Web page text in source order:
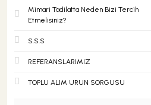
Mimari Tadilatta Neden Bizi Tercih
Etmelisiniz?
S.S.S
REFERANSLARIMIZ
TOPLU ALIM URUN SORGUSU
Şok Duşlar
Tezgah